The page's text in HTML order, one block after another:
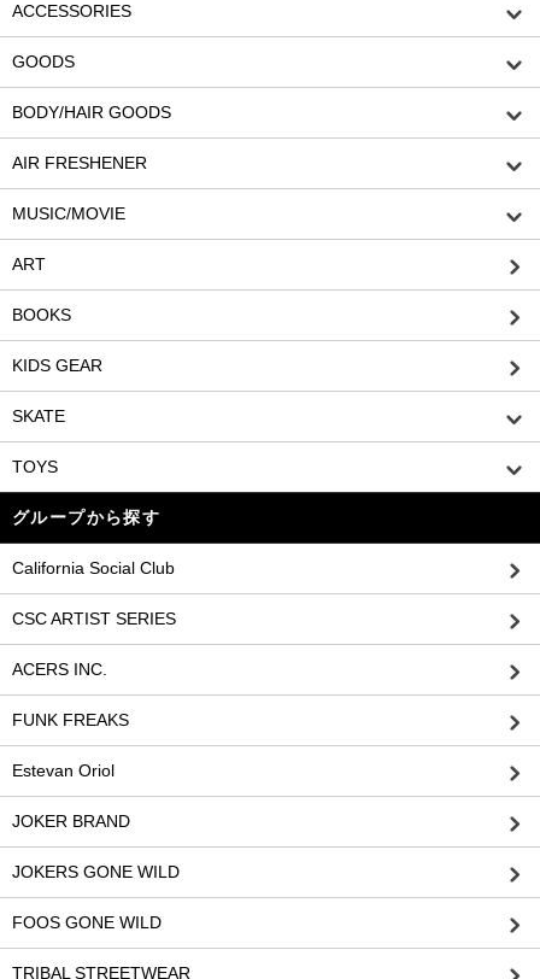
ACCESSORIES
GOODS
BODY/HAIR GOODS
AIR FRESHENER
MUSIC/MOVIE
ART
BOOKS
KIDS GEAR
SKATE
TOYS
グループから探す
California Social Club
CSC ARTIST SERIES
ACERS INC.
FUNK FREAKS
Estevan Oriol
JOKER BRAND
JOKERS GONE WILD
FOOS GONE WILD
TRIBAL STREETWEAR